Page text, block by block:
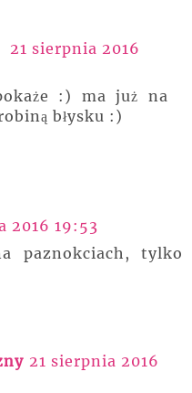
21 sierpnia 2016
:) ma już na
błysku :)
2016 19:53
paznokciach, tylko
21 sierpnia 2016